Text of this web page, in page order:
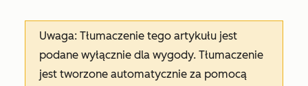
Uwaga: Tłumaczenie tego artykułu jest
podane wyłącznie dla wygody. Tłumaczenie
jest tworzone automatycznie za pomocą